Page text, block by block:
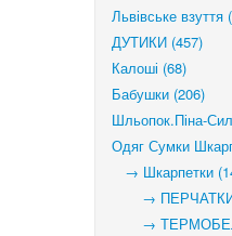
Львівське взуття
ДУТИКИ (457)
Калоші (68)
Бабушки (206)
Шльопок.Піна-
Одяг Сумки
→ Шкарпетки
→ ПЕРЧАТКИ
→